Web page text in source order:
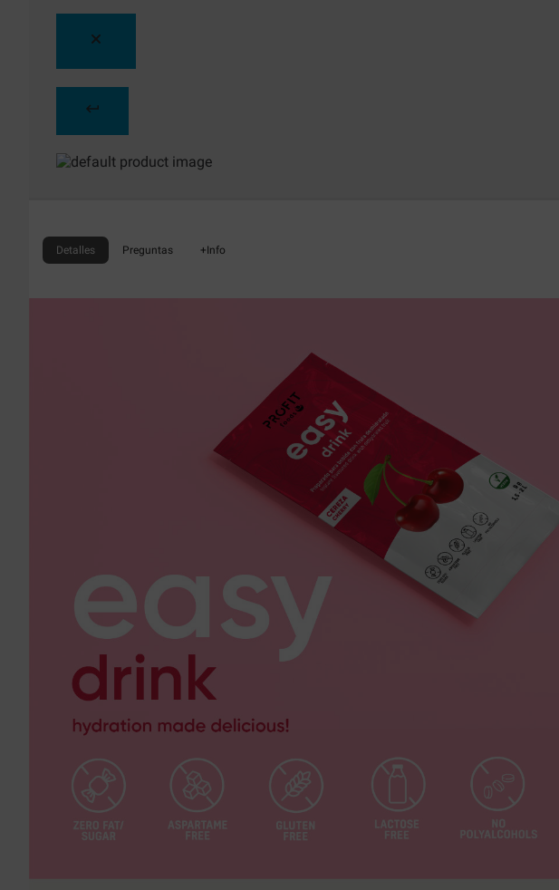
Detalles Preguntas +Info